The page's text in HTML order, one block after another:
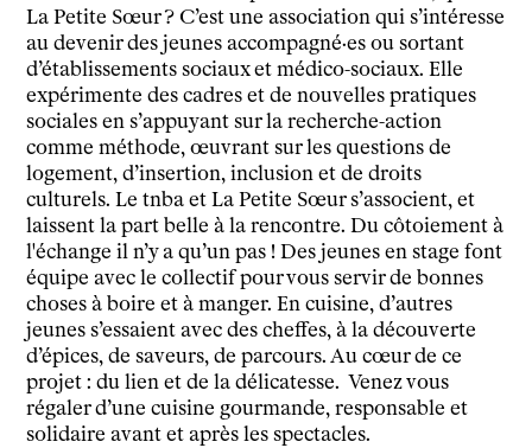
La Petite Sœur ? C’est une association qui s’intéresse
au devenir des jeunes accompagné·es ou sortant
d’établissements sociaux et médico-sociaux. Elle
expérimente des cadres et de nouvelles pratiques
sociales en s’appuyant sur la recherche-action
comme méthode, œuvrant sur les questions de
logement, d’insertion, inclusion et de droits
culturels. Le tnba et La Petite Sœur s’associent, et
laissent la part belle à la rencontre. Du côtoiement à
l'échange il n’y a qu’un pas ! Des jeunes en stage font
équipe avec le collectif pour vous servir de bonnes
choses à boire et à manger. En cuisine, d’autres
jeunes s’essaient avec des cheffes, à la découverte
d’épices, de saveurs, de parcours. Au cœur de ce
projet : du lien et de la délicatesse. Venez vous
régaler d’une cuisine gourmande, responsable et
solidaire avant et après les spectacles.
Coproductions
Ensemble
Participer
Venir en groupe
Découvrir
Le théâtre
tnba, centre dramatique national
Artiste directrice
Artistes associé·es
Équipe
Salles
Espace partagé
Librairie
L'école